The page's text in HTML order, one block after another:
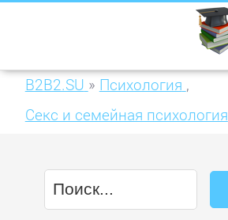
B2B2.SU » Психология ,
Секс и семейная психология